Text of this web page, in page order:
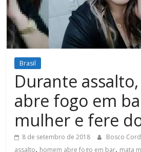
Figueiredo
Brasil
Durante
abre fogo em
mulher e fere
8 de setembro de 2018 Bosco
assalto, homem abre fogo em bar, mata